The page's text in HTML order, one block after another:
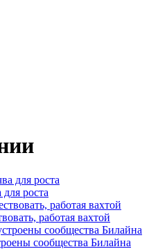
роста
работая вахтой
сообщества Билайна